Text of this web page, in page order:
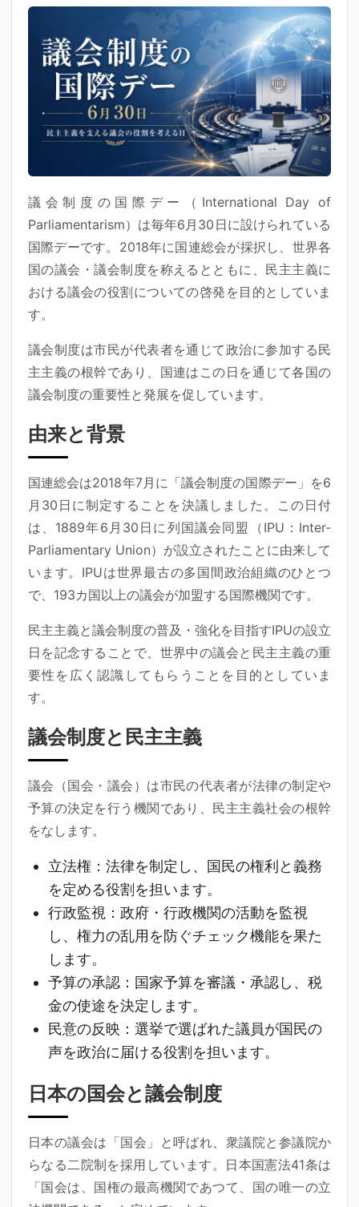
議会制度の国際デー（International Day of
Parliamentarism）は毎年6月30日に設けられている
国際デーです。2018年に国連総会が採択し、世界各
国の議会・議会制度を称えるとともに、民主主義に
おける議会の役割についての啓発を目的としていま
す。
議会制度は市民が代表者を通じて政治に参加する民
主主義の根幹であり、国連はこの日を通じて各国の
議会制度の重要性と発展を促しています。
由来と背景
国連総会は2018年7月に「議会制度の国際デー」を6
月30日に制定することを決議しました。この日付
は、1889年6月30日に列国議会同盟（IPU：Inter-
Parliamentary Union）が設立されたことに由来して
います。IPUは世界最古の多国間政治組織のひとつ
で、193カ国以上の議会が加盟する国際機関です。
民主主義と議会制度の普及・強化を目指すIPUの設立
日を記念することで、世界中の議会と民主主義の重
要性を広く認識してもらうことを目的としていま
す。
議会制度と民主主義
議会（国会・議会）は市民の代表者が法律の制定や
予算の決定を行う機関であり、民主主義社会の根幹
をなします。
立法権 ：法律を制定し、国民の権利と義務
を定める役割を担います。
行政監視 ：政府・行政機関の活動を監視
し、権力の乱用を防ぐチェック機能を果た
します。
予算の承認 ：国家予算を審議・承認し、税
金の使途を決定します。
民意の反映 ：選挙で選ばれた議員が国民の
声を政治に届ける役割を担います。
日本の国会と議会制度
日本の議会は「国会」と呼ばれ、衆議院と参議院か
らなる二院制を採用しています。日本国憲法41条は
「国会は、国権の最高機関であつて、国の唯一の立